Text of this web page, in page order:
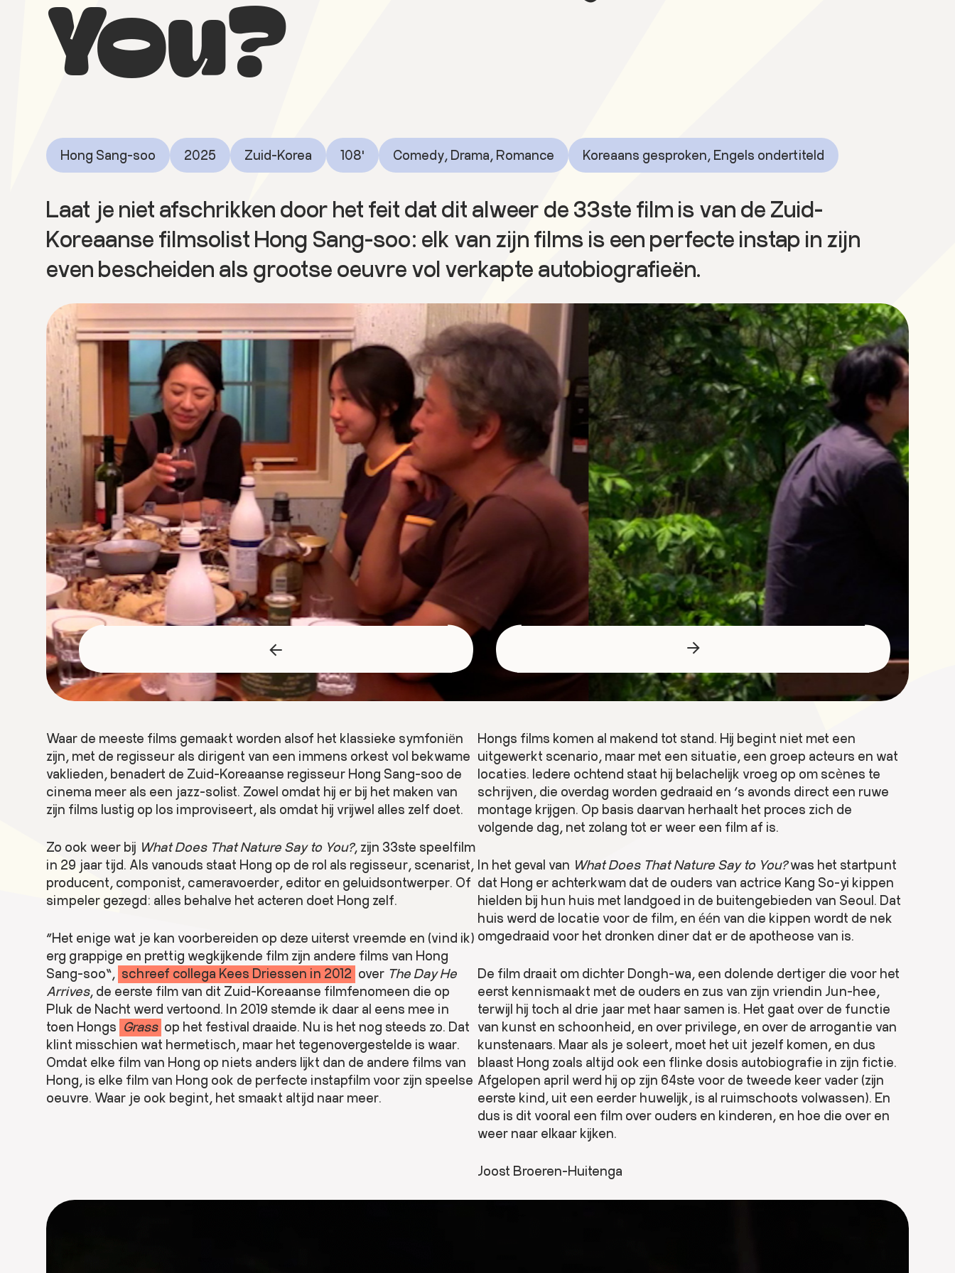
You?
Hong Sang-soo 2025 Zuid-Korea 108' Comedy, Drama, Romance Koreaans gesproken, Engels ondertiteld
Laat je niet afschrikken door het feit dat dit alweer de 33ste film is van de Zuid-
Koreaanse filmsolist Hong Sang-soo: elk van zijn films is een perfecte instap in zijn
even bescheiden als grootse oeuvre vol verkapte autobiografieën.
Waar de meeste films gemaakt worden alsof het klassieke symfoniën
zijn, met de regisseur als dirigent van een immens orkest vol bekwame
vaklieden, benadert de Zuid-Koreaanse regisseur Hong Sang-soo de
cinema meer als een jazz-solist. Zowel omdat hij er bij het maken van
zijn films lustig op los improviseert, als omdat hij vrijwel alles zelf doet.
Zo ook weer bij What Does That Nature Say to You?, zijn 33ste speelfilm
in 29 jaar tijd. Als vanouds staat Hong op de rol als regisseur, scenarist,
producent, componist, cameravoerder, editor en geluidsontwerper. Of
simpeler gezegd: alles behalve het acteren doet Hong zelf.
“Het enige wat je kan voorbereiden op deze uiterst vreemde en (vind ik)
erg grappige en prettig wegkijkende film zijn andere films van Hong
Sang-soo”, schreef collega Kees Driessen in 2012 over The Day He
Arrives, de eerste film van dit Zuid-Koreaanse filmfenomeen die op
Pluk de Nacht werd vertoond. In 2019 stemde ik daar al eens mee in
toen Hongs Grass op het festival draaide. Nu is het nog steeds zo. Dat
klint misschien wat hermetisch, maar het tegenovergestelde is waar.
Omdat elke film van Hong op niets anders lijkt dan de andere films van
Hong, is elke film van Hong ook de perfecte instapfilm voor zijn speelse
oeuvre. Waar je ook begint, het smaakt altijd naar meer.
Hongs films komen al makend tot stand. Hij begint niet met een
uitgewerkt scenario, maar met een situatie, een groep acteurs en wat
locaties. Iedere ochtend staat hij belachelijk vroeg op om scènes te
schrijven, die overdag worden gedraaid en ‘s avonds direct een ruwe
montage krijgen. Op basis daarvan herhaalt het proces zich de
volgende dag, net zolang tot er weer een film af is.
In het geval van What Does That Nature Say to You?was het startpunt
dat Hong er achterkwam dat de ouders van actrice Kang So-yi kippen
hielden bij hun huis met landgoed in de buitengebieden van Seoul. Dat
huis werd de locatie voor de film, en één van die kippen wordt de nek
omgedraaid voor het dronken diner dat er de apotheose van is.
De film draait om dichter Dongh-wa, een dolende dertiger die voor het
eerst kennismaakt met de ouders en zus van zijn vriendin Jun-hee,
terwijl hij toch al drie jaar met haar samen is. Het gaat over de functie
van kunst en schoonheid, en over privilege, en over de arrogantie van
kunstenaars. Maar als je soleert, moet het uit jezelf komen, en dus
blaast Hong zoals altijd ook een flinke dosis autobiografie in zijn fictie.
Afgelopen april werd hij op zijn 64ste voor de tweede keer vader (zijn
eerste kind, uit een eerder huwelijk, is al ruimschoots volwassen). En
dus is dit vooral een film over ouders en kinderen, en hoe die over en
weer naar elkaar kijken.
Joost Broeren-Huitenga